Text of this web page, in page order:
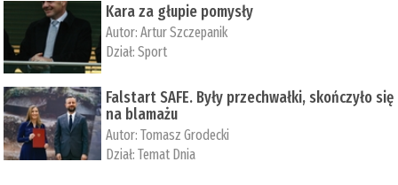
Kara za głupie pomysły
Autor:Artur Szczepanik
Dział:Sport
Falstart SAFE. Były przechwałki, skończyło się
na blamażu
Autor:Tomasz Grodecki
Dział:Temat Dnia